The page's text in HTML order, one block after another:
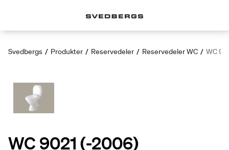
Svedbergs / Produkter / Reservedeler / Reservedeler WC / WC
WC 9021 (-2006)